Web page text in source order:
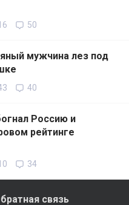
50
мужчина лез под
40
Россию и
рейтинге
34
связь